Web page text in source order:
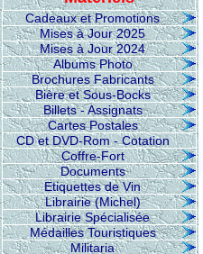
Cadeaux et Promotions
Mises à Jour 2025
Mises à Jour 2024
Albums Photo
Brochures Fabricants
Bière et Sous-Bocks
Billets - Assignats
Cartes Postales
CD et DVD-Rom - Cotation
Coffre-Fort
Documents
Etiquettes de Vin
Librairie (Michel)
Librairie Spécialisée
Médailles Touristiques
Militaria